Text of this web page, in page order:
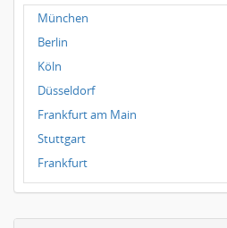
München
Berlin
Köln
Düsseldorf
Frankfurt am Main
Stuttgart
Frankfurt
Dresden